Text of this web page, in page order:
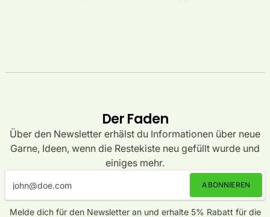
Der Faden
Über den Newsletter erhälst du Informationen über neue
Garne, Ideen, wenn die Restekiste neu gefüllt wurde und
einiges mehr.
ABONNIEREN
Melde dich für den Newsletter an und erhalte 5% Rabatt für die